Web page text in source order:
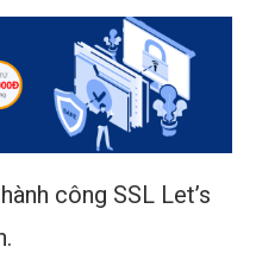
công SSL Let’s